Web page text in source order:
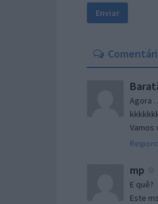
Agora
Vamos
mp
E quê?
Este